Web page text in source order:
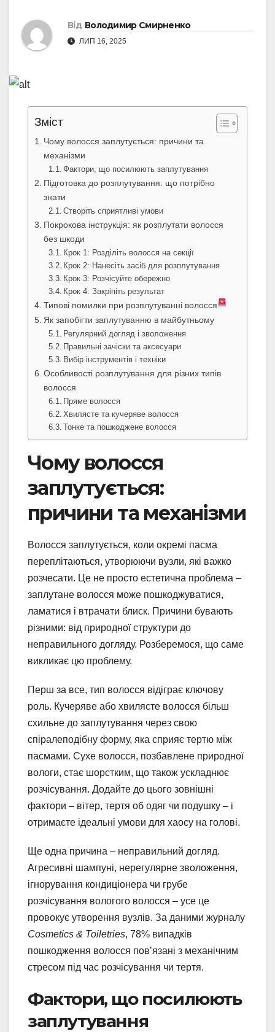
Від Володимир Смирненко
ЛИП 16, 2025
Зміст
Чому волосся заплутується: причини та
механізми
Фактори, що посилюють заплутування
Підготовка до розплутування: що потрібно
знати
Створіть сприятливі умови
Покрокова інструкція: як розплутати волосся
без шкоди
Крок 1: Розділіть волосся на секції
Крок 2: Нанесіть засіб для розплутування
Крок 3: Розчісуйте обережно
Крок 4: Закріпіть результат
Типові помилки при розплутуванні волосся
Як запобігти заплутуванню в майбутньому
Регулярний догляд і зволоження
Правильні зачіски та аксесуари
Вибір інструментів і техніки
Особливості розплутування для різних типів
волосся
Пряме волосся
Хвилясте та кучеряве волосся
Тонке та пошкоджене волосся
Чому волосся
заплутується:
причини та механізми
Волосся заплутується, коли окремі пасма
переплітаються, утворюючи вузли, які важко
розчесати. Це не просто естетична проблема –
заплутане волосся може пошкоджуватися,
ламатися і втрачати блиск. Причини бувають
різними: від природної структури до
неправильного догляду. Розберемося, що саме
викликає цю проблему.
Перш за все, тип волосся відіграє ключову
роль. Кучеряве або хвилясте волосся більш
схильне до заплутування через свою
спіралеподібну форму, яка сприяє тертю між
пасмами. Сухе волосся, позбавлене природної
вологи, стає шорстким, що також ускладнює
розчісування. Додайте до цього зовнішні
фактори – вітер, тертя об одяг чи подушку – і
отримаєте ідеальні умови для хаосу на голові.
Ще одна причина – неправильний догляд.
Агресивні шампуні, нерегулярне зволоження,
ігнорування кондиціонера чи грубе
розчісування вологого волосся – усе це
провокує утворення вузлів. За даними журналу
Cosmetics & Toiletries, 78% випадків
пошкодження волосся пов’язані з механічним
стресом під час розчісування чи тертя.
Фактори, що посилюють
заплутування